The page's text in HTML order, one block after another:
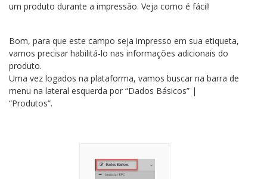
um produto durante a impressão. Veja como é fácil!
Bom, para que este campo seja impresso em sua etiqueta,
vamos precisar habilitá-lo nas informações adicionais do
produto.
Uma vez logados na plataforma, vamos buscar na barra de
menu na lateral esquerda por “Dados Básicos” |
“Produtos”.